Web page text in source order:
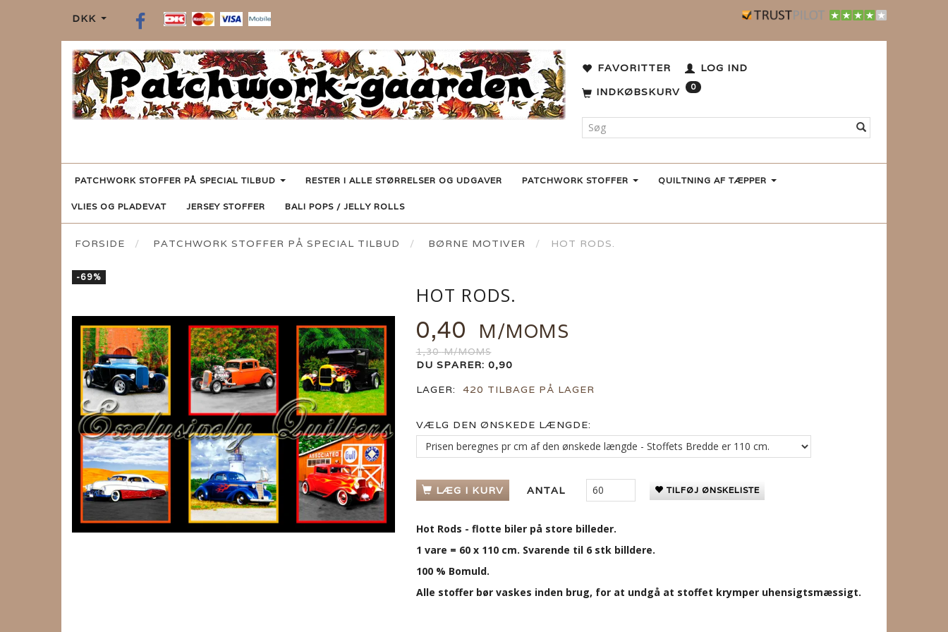
DKK
FAVORITTER
LOG IND
INDKØBSKURV
0
PATCHWORK STOFFER PÅ SPECIAL TILBUD RESTER I ALLE STØRRELSER OG UDGAVER PATCHWORK STOFFER QUILTNING AF TÆPPER
VLIES OG PLADEVAT JERSEY STOFFER BALI POPS / JELLY ROLLS
FORSIDE PATCHWORK STOFFER PÅ SPECIAL TILBUD BØRNE MOTIVER HOT RODS.
-69%
HOT RODS.
0,40 M/MOMS
1,30M/MOMS
DU SPARER: 0,90
LAGER:
420 TILBAGE PÅ LAGER
VÆLG DEN ØNSKEDE LÆNGDE:
LÆG I KURV ANTAL TILFØJ ØNSKELISTE
Hot Rods - flotte biler på store billeder.
1 vare = 60 x 110 cm. Svarende til 6 stk billdere.
100 % Bomuld.
Alle stoffer bør vaskes inden brug, for at undgå at stoffet krymper uhensigtsmæssigt.